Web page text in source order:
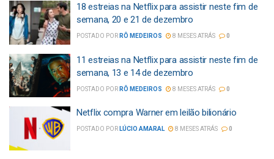
18 estreias na Netflix para assistir neste fim de
semana, 20 e 21 de dezembro
POSTADO POR RÔ MEDEIROS 8 MESES ATRÁS 0
11 estreias na Netflix para assistir neste fim de
semana, 13 e 14 de dezembro
POSTADO POR RÔ MEDEIROS 8 MESES ATRÁS 0
Netflix compra Warner em leilão bilionário
POSTADO POR LÚCIO AMARAL 8 MESES ATRÁS 0